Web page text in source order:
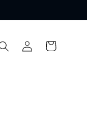
EinloggenWarenkorb